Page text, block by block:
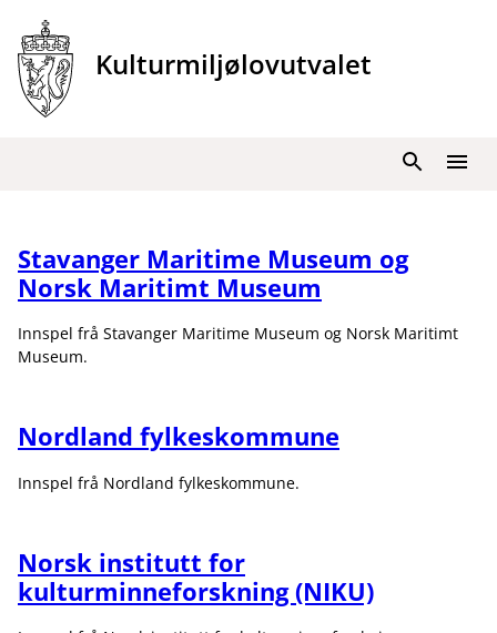
innhold
Kulturmiljølovutvalet
Meny
Søk
Stavanger Maritime Museum og
Norsk Maritimt Museum
Innspel frå Stavanger Maritime Museum og Norsk Maritimt
Museum.
Nordland fylkeskommune
Innspel frå Nordland fylkeskommune.
Norsk institutt for
kulturminneforskning (NIKU)